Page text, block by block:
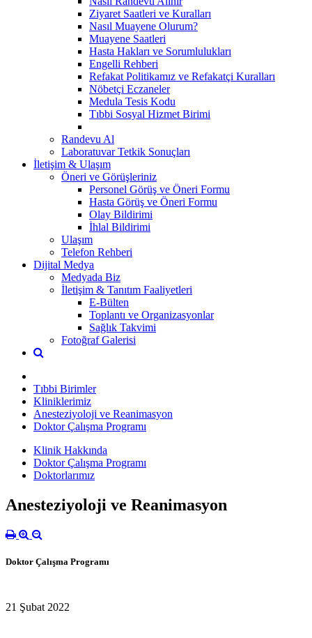
Ziyaret Saatleri ve Kuralları
Nasıl Muayene Olurum?
Muayene Saatleri
Hasta Hakları ve Sorumlulukları
Engelli Rehberi
Refakat Politikamız ve Refakatçi Kuralları
Nöbetçi Eczaneler
Medula Tesis Kodu
Tıbbi Sosyal Hizmet Birimi
Randevu Al
Laboratuvar Tetkik Sonuçları
İletişim & Ulaşım
Öneri ve Görüşleriniz
Personel Görüş ve Öneri Formu
Hasta Görüş ve Öneri Formu
Olay Bildirimi
İhlal Bildirimi
Ulaşım
Telefon Rehberi
Dijital Medya
Medyada Biz
İletişim & Tanıtım Faaliyetleri
E-Bülten
Toplantı ve Organizasyonlar
Sağlık Takvimi
Fotoğraf Galerisi
Tıbbi Birimler
Kliniklerimiz
Anesteziyoloji ve Reanimasyon
Doktor Çalışma Programı
Klinik Hakkında
Doktor Çalışma Programı
Doktorlarımız
Anesteziyoloji ve Reanimasyon
Doktor Çalışma Programı
21 Şubat 2022